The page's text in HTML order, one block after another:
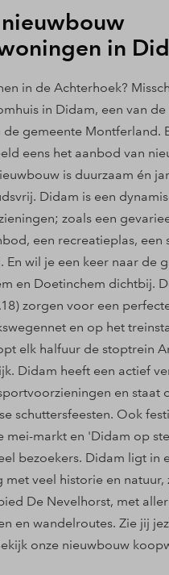
in
in de Achterhoek?
in Didam, een van
de gemeente Montferland.
eens het aanbod van
is duurzaam én
Didam is een
zoals een
een recreatieplas, een
En wil je een keer naar de
en Doetinchem dichtbij.
zorgen voor een
en op het
elk halfuur de stoptrein
Didam heeft een actief
en staat
schuttersfeesten. Ook
mei-markt en 'Didam op
bezoekers. Didam ligt in
met veel historie en natuur,
De Nevelhorst, met
en wandelroutes. Zie jij
onze nieuwbouw